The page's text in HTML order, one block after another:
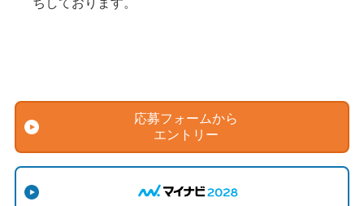
ちしております。
応募フォームから
エントリー